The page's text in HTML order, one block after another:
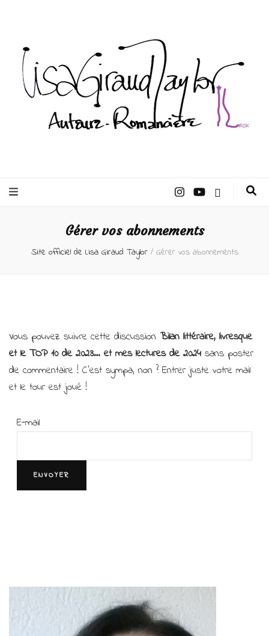
Taylor –
Auteur
Gérer vos abonnements
Site officiel de Lisa Giraud Taylor / Gérer vos abonnements
Vous pouvez suivre cette discussion Bilan littéraire, livresque
et le TOP 10 de 2023… et mes lectures de 2024sans poster
de commentaire ! C’est sympa, non ? Entrer juste votre mail
et le tour est joué !
E-mail